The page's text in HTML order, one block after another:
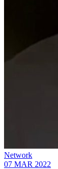
Network
07 MAR 2022